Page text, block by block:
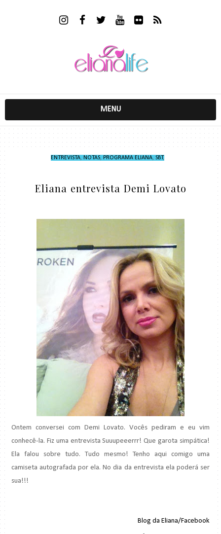
MENU
ENTREVISTA, NOTAS, PROGRAMA ELIANA, SBT,
Eliana entrevista Demi Lovato
Ontem conversei com Demi Lovato. Vocês pediram e eu vim
conhecê-la. Fiz uma entrevista Suuupeeerrr! Que garota simpática!
Ela falou sobre tudo. Tudo mesmo! Tenho aqui comigo uma
camiseta autografada por ela. No dia da entrevista ela poderá ser
sua!!!
Blog da Eliana/Facebook